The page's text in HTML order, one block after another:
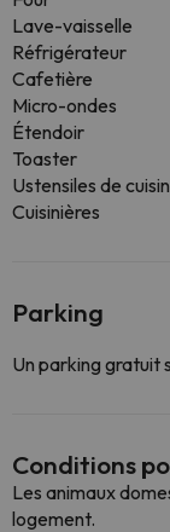
Lave-vaisselle
Réfrigérateur
Cafetière
Micro-ondes
Étendoir
Toaster
Ustensiles de
Cuisinières
Parking
Un parking gratuit
Conditions
Les animaux
logement.